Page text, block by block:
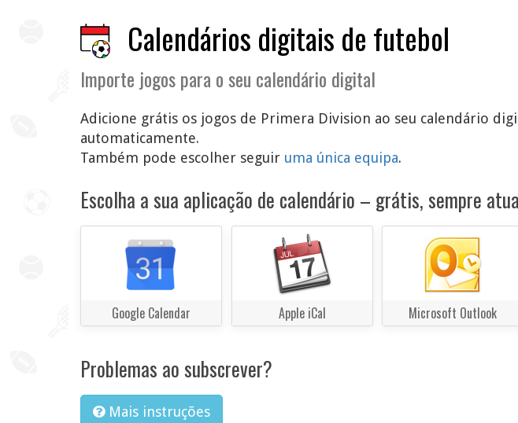
Calendários digitais de futebol
Importe jogos para o seu calendário digital
Adicione grátis os jogos de Primera Division ao seu calendário
automaticamente.
Também pode escolher seguir uma única equipa.
Escolha a sua aplicação de calendário – grátis, sempre
Google Calendar Apple iCal Microsoft Outlook
Problemas ao subscrever?
Mais instruções